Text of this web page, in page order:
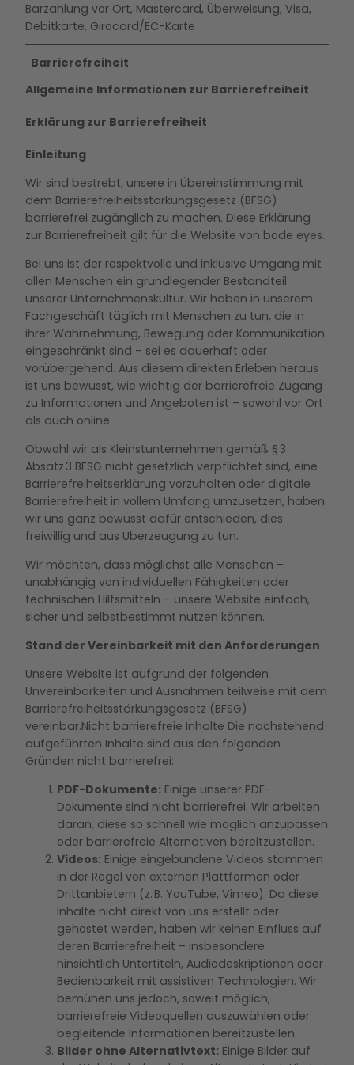
Barzahlung vor Ort, Mastercard, Überweisung, Visa,
Debitkarte, Girocard/EC-Karte
Barrierefreiheit
Allgemeine Informationen zur Barrierefreiheit
Erklärung zur Barrierefreiheit
Einleitung
Wir sind bestrebt, unsere in Übereinstimmung mit
dem Barrierefreiheitsstärkungsgesetz (BFSG)
barrierefrei zugänglich zu machen. Diese Erklärung
zur Barrierefreiheit gilt für die Website von bode eyes.
Bei uns ist der respektvolle und inklusive Umgang mit
allen Menschen ein grundlegender Bestandteil
unserer Unternehmenskultur. Wir haben in unserem
Fachgeschäft täglich mit Menschen zu tun, die in
ihrer Wahrnehmung, Bewegung oder Kommunikation
eingeschränkt sind – sei es dauerhaft oder
vorübergehend. Aus diesem direkten Erleben heraus
ist uns bewusst, wie wichtig der barrierefreie Zugang
zu Informationen und Angeboten ist – sowohl vor Ort
als auch online.
Obwohl wir als Kleinstunternehmen gemäß § 3
Absatz 3 BFSG nicht gesetzlich verpflichtet sind, eine
Barrierefreiheitserklärung vorzuhalten oder digitale
Barrierefreiheit in vollem Umfang umzusetzen, haben
wir uns ganz bewusst dafür entschieden, dies
freiwillig und aus Überzeugung zu tun.
Wir möchten, dass möglichst alle Menschen –
unabhängig von individuellen Fähigkeiten oder
technischen Hilfsmitteln – unsere Website einfach,
sicher und selbstbestimmt nutzen können.
Stand der Vereinbarkeit mit den Anforderungen
Unsere Website ist aufgrund der folgenden
Unvereinbarkeiten und Ausnahmen teilweise mit dem
Barrierefreiheitsstärkungsgesetz (BFSG)
vereinbar.Nicht barrierefreie Inhalte Die nachstehend
aufgeführten Inhalte sind aus den folgenden
Gründen nicht barrierefrei:
PDF-Dokumente: Einige unserer PDF-
Dokumente sind nicht barrierefrei. Wir arbeiten
daran, diese so schnell wie möglich anzupassen
oder barrierefreie Alternativen bereitzustellen.
Videos: Einige eingebundene Videos stammen
in der Regel von externen Plattformen oder
Drittanbietern (z. B. YouTube, Vimeo). Da diese
Inhalte nicht direkt von uns erstellt oder
gehostet werden, haben wir keinen Einfluss auf
deren Barrierefreiheit – insbesondere
hinsichtlich Untertiteln, Audiodeskriptionen oder
Bedienbarkeit mit assistiven Technologien. Wir
bemühen uns jedoch, soweit möglich,
barrierefreie Videoquellen auszuwählen oder
begleitende Informationen bereitzustellen.
Bilder ohne Alternativtext: Einige Bilder auf